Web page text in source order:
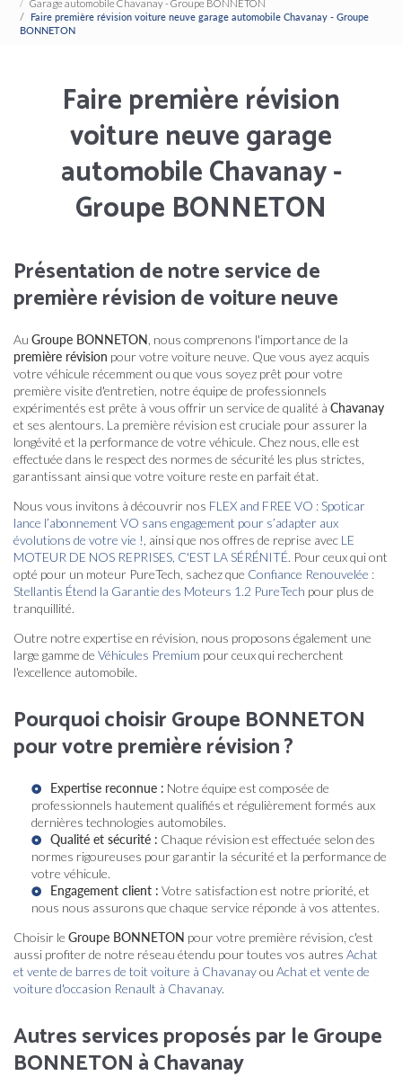
Garage automobile Chavanay - Groupe BONNETON
Faire première révision voiture neuve garage automobile Chavanay - Groupe
BONNETON
Faire première révision
voiture neuve garage
automobile Chavanay -
Groupe BONNETON
Présentation de notre service de
première révision de voiture neuve
Au Groupe BONNETON , nous comprenons l'importance de la
première révision pour votre voiture neuve. Que vous ayez acquis
votre véhicule récemment ou que vous soyez prêt pour votre
première visite d'entretien, notre équipe de professionnels
expérimentés est prête à vous offrir un service de qualité à Chavanay
et ses alentours. La première révision est cruciale pour assurer la
longévité et la performance de votre véhicule. Chez nous, elle est
effectuée dans le respect des normes de sécurité les plus strictes,
garantissant ainsi que votre voiture reste en parfait état.
Nous vous invitons à découvrir nos FLEX and FREE VO : Spoticar
lance l’abonnement VO sans engagement pour s’adapter aux
évolutions de votre vie ! , ainsi que nos offres de reprise avec LE
MOTEUR DE NOS REPRISES, C'EST LA SÉRÉNITÉ. Pour ceux qui ont
opté pour un moteur PureTech, sachez que Confiance Renouvelée :
Stellantis Étend la Garantie des Moteurs 1.2 PureTech pour plus de
tranquillité.
Outre notre expertise en révision, nous proposons également une
large gamme de Véhicules Premium pour ceux qui recherchent
l'excellence automobile.
Pourquoi choisir Groupe BONNETON
pour votre première révision ?
Expertise reconnue : Notre équipe est composée de
professionnels hautement qualifiés et régulièrement formés aux
dernières technologies automobiles.
Qualité et sécurité : Chaque révision est effectuée selon des
normes rigoureuses pour garantir la sécurité et la performance de
votre véhicule.
Engagement client : Votre satisfaction est notre priorité, et
nous nous assurons que chaque service réponde à vos attentes.
Choisir le Groupe BONNETON pour votre première révision, c'est
aussi profiter de notre réseau étendu pour toutes vos autres Achat
et vente de barres de toit voiture à Chavanayou Achat et vente de
voiture d'occasion Renault à Chavanay.
Autres services proposés par le Groupe
BONNETON à Chavanay